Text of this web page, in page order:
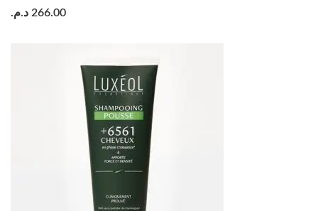
266.00 د.م.